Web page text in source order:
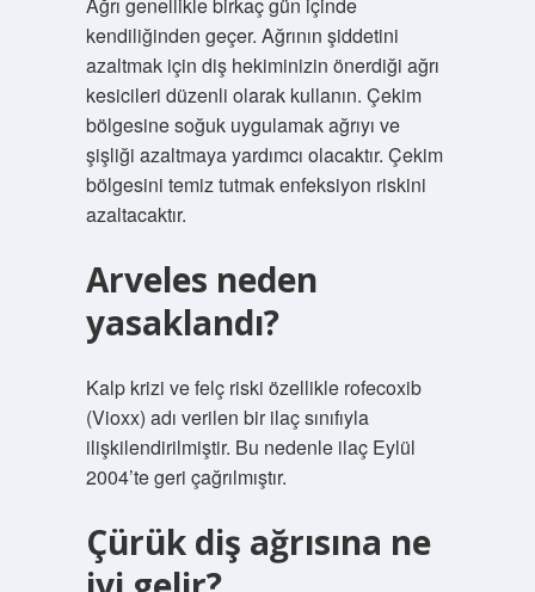
kendiliğinden geçer. Ağrının şiddetini
azaltmak için diş hekiminizin önerdiği ağrı
kesicileri düzenli olarak kullanın. Çekim
bölgesine soğuk uygulamak ağrıyı ve
şişliği azaltmaya yardımcı olacaktır. Çekim
bölgesini temiz tutmak enfeksiyon riskini
azaltacaktır.
Arveles neden
yasaklandı?
Kalp krizi ve felç riski özellikle rofecoxib
(Vioxx) adı verilen bir ilaç sınıfıyla
ilişkilendirilmiştir. Bu nedenle ilaç Eylül
2004’te geri çağrılmıştır.
Çürük diş ağrısına ne